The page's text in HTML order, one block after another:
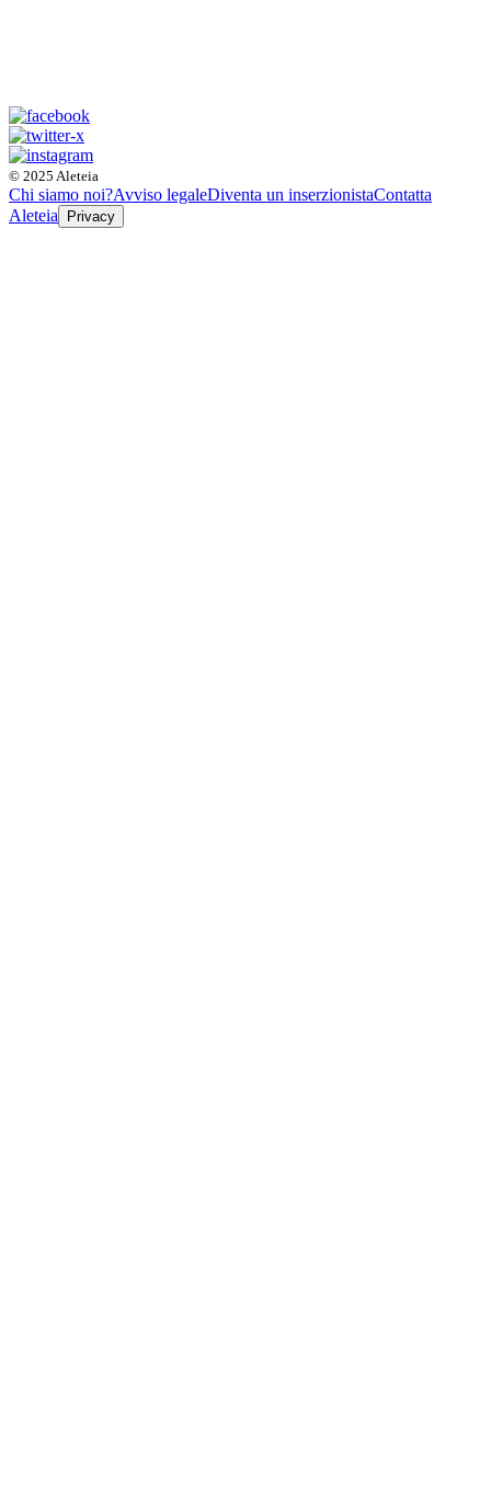
© 2025 Aleteia
Chi siamo noi?Avviso legaleDiventa un inserzionistaContatta
Aleteia
Privacy